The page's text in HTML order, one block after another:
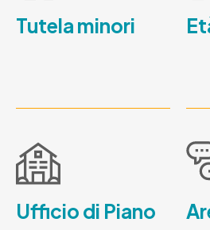
Tutela minori
Ufficio di Piano